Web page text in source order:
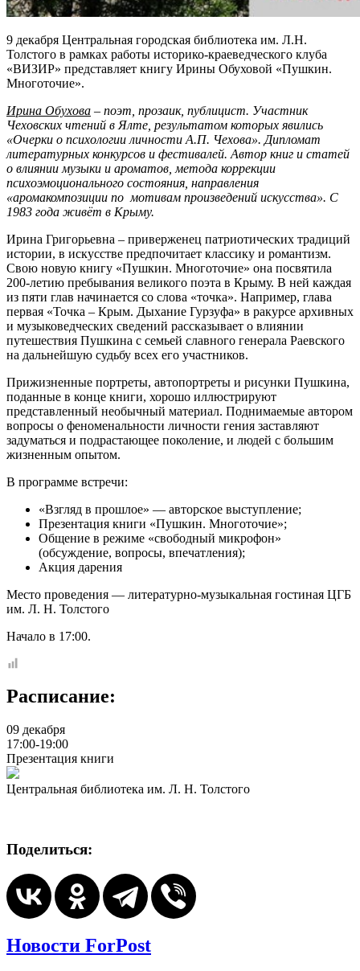
9 декабря Центральная городская библиотека им. Л.Н.
Толстого в рамках работы историко-краеведческого клуба
«ВИЗИР» представляет книгу Ирины Обуховой «Пушкин.
Многоточие».
Ирина Обухова – поэт, прозаик, публицист. Участник
Чеховских чтений в Ялте, результатом которых явились
«Очерки о психологии личности А.П. Чехова». Дипломат
литературных конкурсов и фестивалей. Автор книг и статей
о влиянии музыки и ароматов, метода коррекции
психоэмоционального состояния, направления
«аромакомпозиции по мотивам произведений искусства». С
1983 года живёт в Крыму.
Ирина Григорьевна – приверженец патриотических традиций
истории, в искусстве предпочитает классику и романтизм.
Свою новую книгу «Пушкин. Многоточие» она посвятила
200-летию пребывания великого поэта в Крыму. В ней каждая
из пяти глав начинается со слова «точка». Например, глава
первая «Точка – Крым. Дыхание Гурзуфа» в ракурсе архивных
и музыковедческих сведений рассказывает о влиянии
путешествия Пушкина с семьей славного генерала Раевского
на дальнейшую судьбу всех его участников.
Прижизненные портреты, автопортреты и рисунки Пушкина,
поданные в конце книги, хорошо иллюстрируют
представленный необычный материал. Поднимаемые автором
вопросы о феноменальности личности гения заставляют
задуматься и подрастающее поколение, и людей с большим
жизненным опытом.
В программе встречи:
«Взгляд в прошлое» — авторское выступление;
Презентация книги «Пушкин. Многоточие»;
Общение в режиме «свободный микрофон»
(обсуждение, вопросы, впечатления);
Акция дарения
Место проведения — литературно-музыкальная гостиная ЦГБ
им. Л. Н. Толстого
Начало в 17:00.
Расписание:
09 декабря
17:00-19:00
Презентация книги
Центральная библиотека им. Л. Н. Толстого
Поделиться:
Новости ForPost